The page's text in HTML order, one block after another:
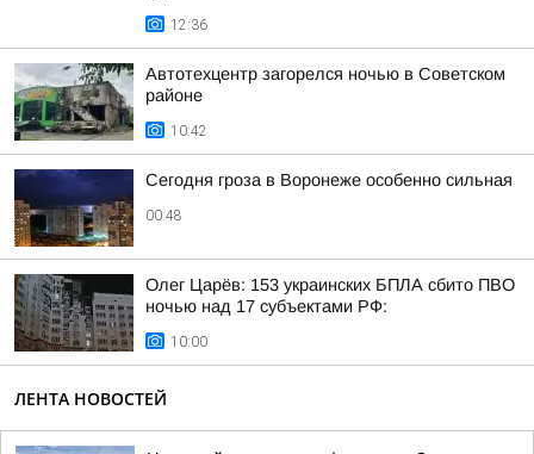
12:36
Автотехцентр загорелся ночью в Советском
районе
10:42
Сегодня гроза в Воронеже особенно сильная
00:48
Олег Царёв: 153 украинских БПЛА сбито ПВО
ночью над 17 субъектами РФ:
10:00
ЛЕНТА НОВОСТЕЙ